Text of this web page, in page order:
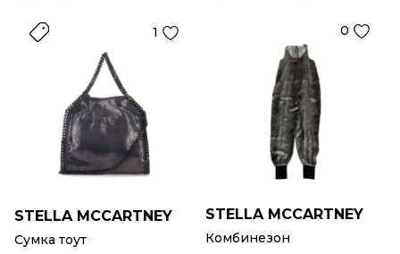
1
STELLA MCCARTNEY
Сумка тоут
0
STELLA MCCARTNEY
Комбинезон